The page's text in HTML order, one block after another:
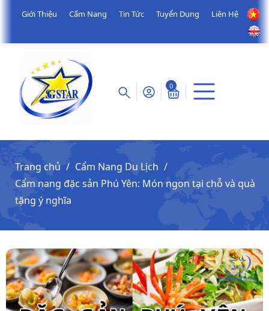
Giới Thiệu Cẩm Nang Tin Tức Tuyển Dụng Liên Hệ
0
Trang chủ
Cẩm Nang Du Lịch
Cẩm nang đặc sản Phú Yên: Món ngon tại chỗ và quà
tặng ý nghĩa